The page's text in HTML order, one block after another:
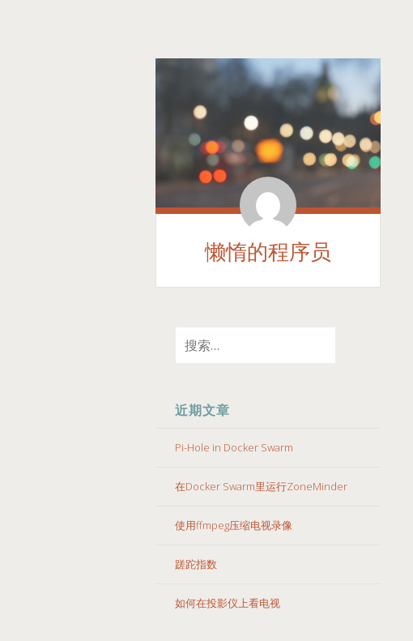
懒惰的程序员
TO
近期文章
Pi-Hole in Docker Swarm
在Docker Swarm里运行ZoneMinder
使用ffmpeg压缩电视录像
蹉跎指数
如何在投影仪上看电视